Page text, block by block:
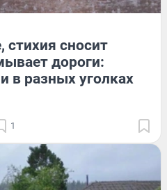
стихия сносит
дороги:
в разных уголках
1